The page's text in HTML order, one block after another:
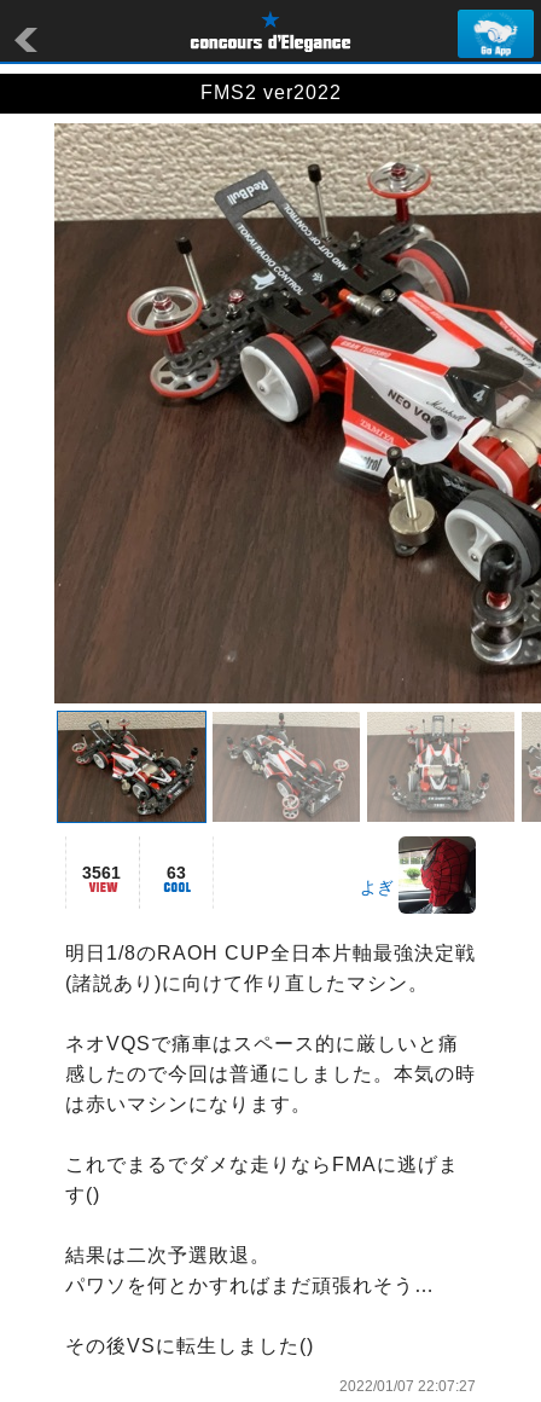
FMS2 ver2022
3561 63
よぎ
明日1/8のRAOH CUP全日本片軸最強決定戦
(諸説あり)に向けて作り直したマシン。
ネオVQSで痛車はスペース的に厳しいと痛
感したので今回は普通にしました。本気の時
は赤いマシンになります。
これでまるでダメな走りならFMAに逃げま
す()
結果は二次予選敗退。
パワソを何とかすればまだ頑張れそう…
その後VSに転生しました()
2022/01/07 22:07:27